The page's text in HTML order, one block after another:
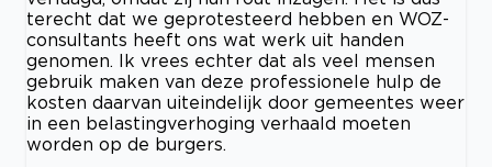
terecht dat we geprotesteerd hebben en WOZ-
consultants heeft ons wat werk uit handen
genomen. Ik vrees echter dat als veel mensen
gebruik maken van deze professionele hulp de
kosten daarvan uiteindelijk door gemeentes weer
in een belastingverhoging verhaald moeten
worden op de burgers.